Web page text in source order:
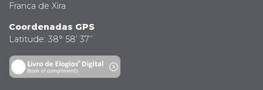
Franca de Xira
Coordenadas GPS
Latitude: 38° 58’ 37’’